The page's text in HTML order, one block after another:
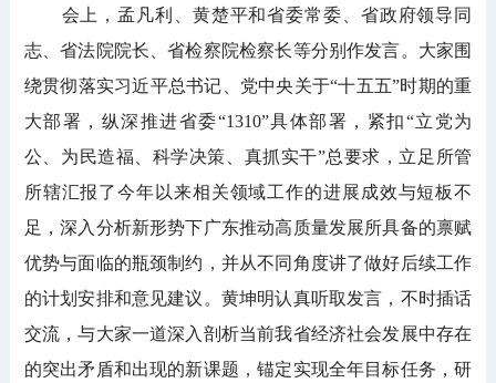
会上，孟凡利、黄楚平和省委常委、省政府领导同
志、省法院院长、省检察院检察长等分别作发言。大家围
绕贯彻落实习近平总书记、党中央关于“十五五”时期的重
大部署，纵深推进省委“1310”具体部署，紧扣“立党为
公、为民造福、科学决策、真抓实干”总要求，立足所管
所辖汇报了今年以来相关领域工作的进展成效与短板不
足，深入分析新形势下广东推动高质量发展所具备的禀赋
优势与面临的瓶颈制约，并从不同角度讲了做好后续工作
的计划安排和意见建议。黄坤明认真听取发言，不时插话
交流，与大家一道深入剖析当前我省经济社会发展中存在
的突出矛盾和出现的新课题，锚定实现全年目标任务，研